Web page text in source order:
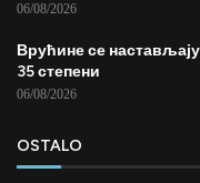
06/08/2026
Врућине се
35 степени
06/08/2026
OSTALO